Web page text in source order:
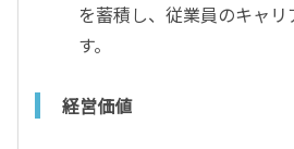
を蓄積し、従業員のキャ
す。
経営価値